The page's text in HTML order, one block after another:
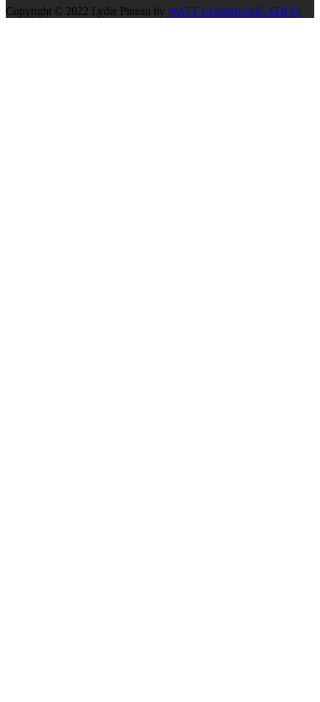
Copyright © 2022 Lydie Pineau by WATT COMMUNICATION